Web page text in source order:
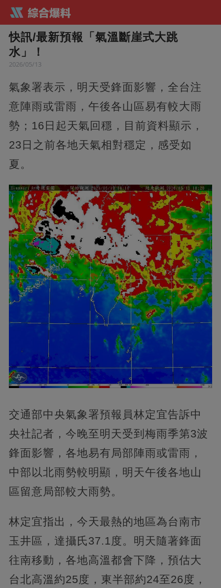
快訊/最新預報「氣溫斷崖式大跳
水」！
2026/05/13
氣象署表示，明天受鋒面影響，全台注
意陣雨或雷雨，午後各山區易有較大雨
勢；16日起天氣回穩，目前資料顯示，
23日之前各地天氣相對穩定，感受如
夏。
交通部中央氣象署預報員林定宜告訴中
央社記者，今晚至明天受到梅雨季第3波
鋒面影響，各地易有局部陣雨或雷雨，
中部以北雨勢較明顯，明天午後各地山
區留意局部較大雨勢。
林定宜指出，今天最熱的地區為台南市
玉井區，達攝氏37.1度。明天隨著鋒面
往南移動，各地高溫都會下降，預估大
台北高溫約25度，東半部約24至26度，